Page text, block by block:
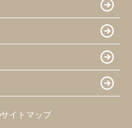
サイトマップ